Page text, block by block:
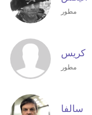
مطور
كريس
مطور
سالفا